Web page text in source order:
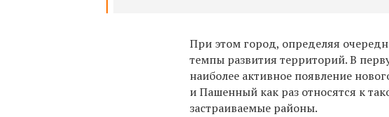
При этом город, определяя
темпы развития территорий. В
наиболее активное появление
и Пашенный как раз относятся к
застраиваемые районы.